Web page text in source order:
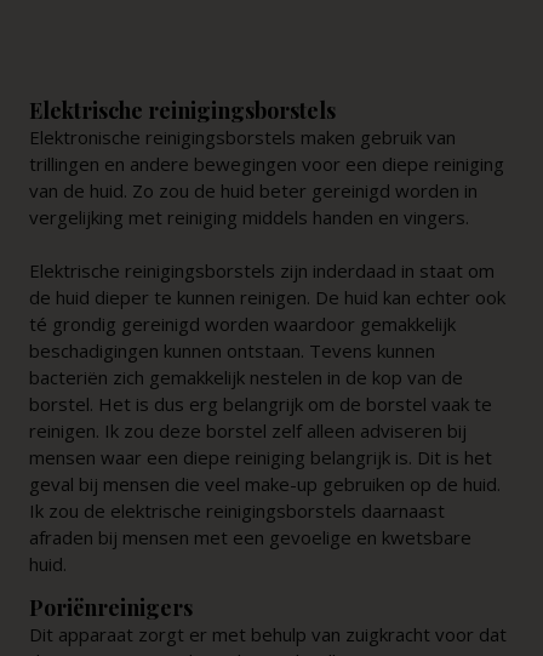
Elektrische reinigingsborstels
Elektronische reinigingsborstels maken gebruik van
trillingen en andere bewegingen voor een diepe reiniging
van de huid. Zo zou de huid beter gereinigd worden in
vergelijking met reiniging middels handen en vingers.
Elektrische reinigingsborstels zijn inderdaad in staat om
de huid dieper te kunnen reinigen. De huid kan echter ook
té grondig gereinigd worden waardoor gemakkelijk
beschadigingen kunnen ontstaan. Tevens kunnen
bacteriën zich gemakkelijk nestelen in de kop van de
borstel. Het is dus erg belangrijk om de borstel vaak te
reinigen. Ik zou deze borstel zelf alleen adviseren bij
mensen waar een diepe reiniging belangrijk is. Dit is het
geval bij mensen die veel make-up gebruiken op de huid.
Ik zou de elektrische reinigingsborstels daarnaast
afraden bij mensen met een gevoelige en kwetsbare
huid.
Poriënreinigers
Dit apparaat zorgt er met behulp van zuigkracht voor dat